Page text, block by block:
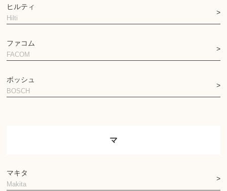
ヒルティ
Hilti
ファコム
FACOM
ボッシュ
BOSCH
マ
マキタ
Makita